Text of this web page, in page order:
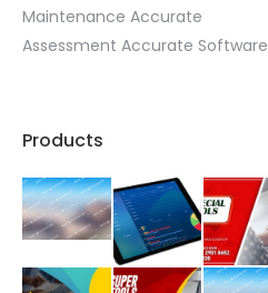
Maintenance Accurate
Assessment Accurate Software
Products